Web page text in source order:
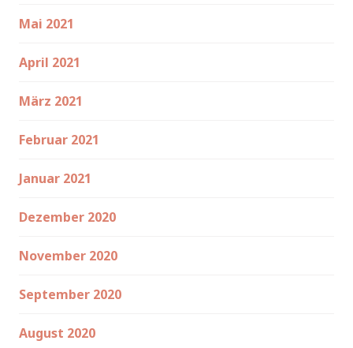
Mai 2021
April 2021
März 2021
Februar 2021
Januar 2021
Dezember 2020
November 2020
September 2020
August 2020